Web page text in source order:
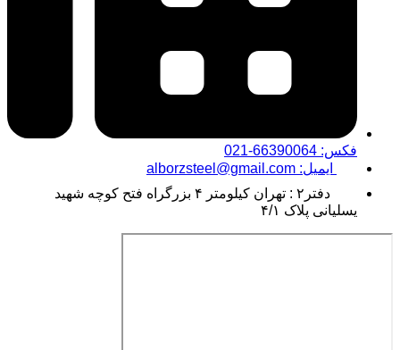
فکس: 66390064-021
ایمیل: alborzsteel@gmail.com
دفتر۲ : تهران کیلومتر ۴ بزرگراه فتح کوچه شهید
یسلیانی پلاک ۴/۱